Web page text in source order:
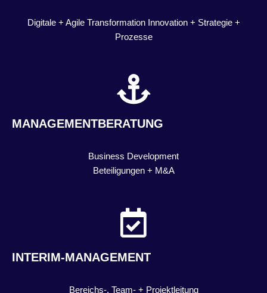
Digitale + Agile Transformation Innovation + Strategie +
Prozesse
MANAGEMENTBERATUNG
Business Development
Beteiligungen + M&A
INTERIM-MANAGEMENT
Bereichs-, Team- + Projektleitung